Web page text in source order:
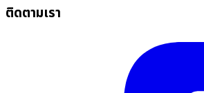
ติดตามเรา